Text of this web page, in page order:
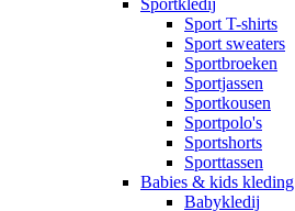
Sportkledij
Sport T-shirts
Sport sweaters
Sportbroeken
Sportjassen
Sportkousen
Sportpolo's
Sportshorts
Sporttassen
Babies & kids kleding
Babykledij